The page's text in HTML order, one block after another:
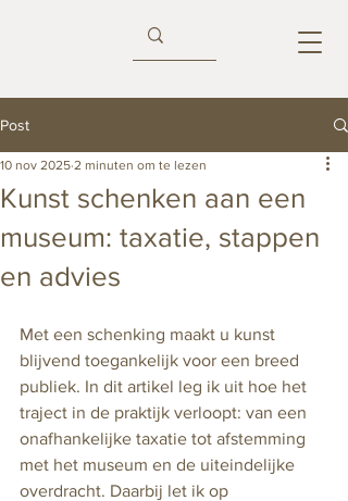
Post
Kunst schenken aan een
museum: taxatie, stappen
en advies
10 nov 2025 2 minuten om te lezen
Met een schenking maakt u kunst
blijvend toegankelijk voor een breed
publiek. In dit artikel leg ik uit hoe het
traject in de praktijk verloopt: van een
onafhankelijke taxatie tot afstemming
met het museum en de uiteindelijke
overdracht. Daarbij let ik op